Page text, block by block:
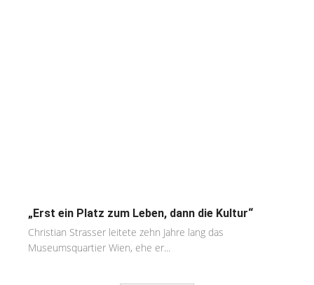
„Erst ein Platz zum Leben, dann die Kultur“
Christian Strasser leitete zehn Jahre lang das
Museumsquartier Wien, ehe er...